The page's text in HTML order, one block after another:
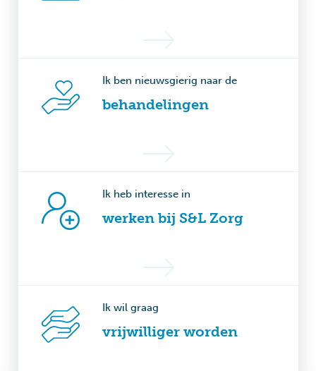
Ik ben nieuwsgierig naar de
behandelingen
Ik heb interesse in
werken bij S&L Zorg
Ik wil graag
vrijwilliger worden